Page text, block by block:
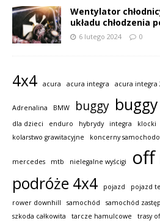
Wentylator
układu chłodzenia
6 lutego 2024 0
4x4 acura acura integra acura integra
Adrenalina BMW buggy
dla dzieci
enduro hybrydy integra klocki
kolarstwo grawitacyjne
koncerny
mercedes mtb nielegalne wyścigi off
podróże 4x4 pojazd pojazd
rower downhill
samochód samochód
szkoda całkowita
tarcze hamulcowe trasy